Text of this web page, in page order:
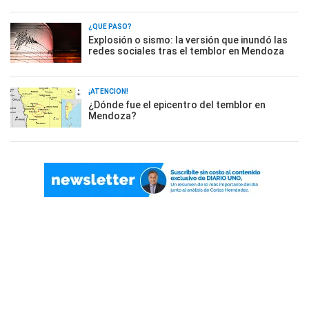
¿QUÉ PASÓ?
Explosión o sismo: la versión que inundó las
redes sociales tras el temblor en Mendoza
¡ATENCIÓN!
¿Dónde fue el epicentro del temblor en
Mendoza?